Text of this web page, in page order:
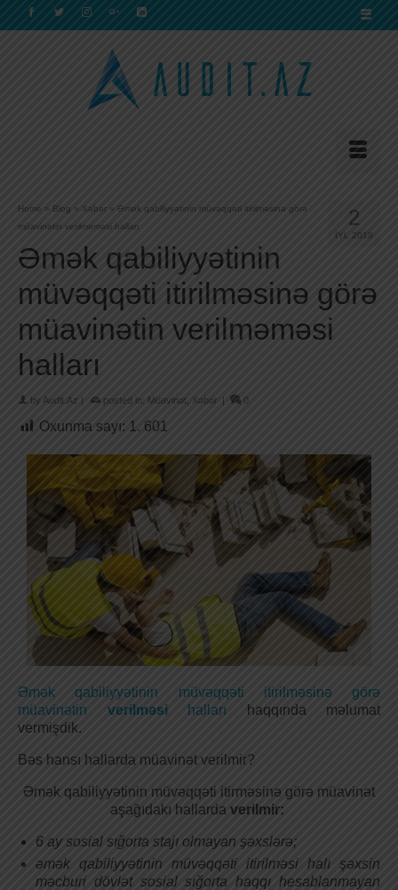
2
İYL 2018
Home » Blog » Xəbər » Əmək qabiliyyətinin müvəqqəti itirilməsinə görə
müavinətin verilməməsi halları
Əmək qabiliyyətinin
müvəqqəti itirilməsinə görə
müavinətin verilməməsi
halları
by Audit.Az | posted in: Müavinət Xəbər | 0
Oxunma sayı: 1. 601
Əmək qabiliyyətinin müvəqqəti itirilməsinə görə
müavinətin verilməsi halları haqqında məlumat
vermişdik.
Bəs hansı hallarda müavinət verilmir?
Əmək qabiliyyətinin müvəqqəti itirməsinə görə müavinət
aşağıdakı hallarda verilmir:
6 ay sosial sığorta stajı olmayan şəxslərə;
əmək qabiliyyətinin müvəqqəti itirilməsi halı şəxsin
məcburi dövlət sosial sığorta haqqı hesablanmayan